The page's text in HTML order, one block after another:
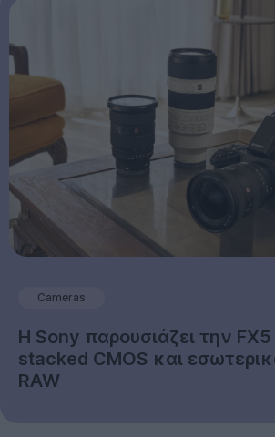
Cameras
Η Sony παρουσιάζει την
stacked CMOS και
RAW